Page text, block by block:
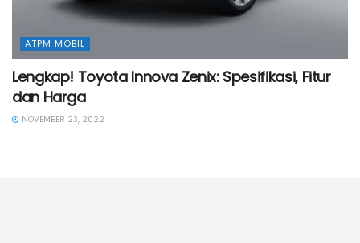
ATPM MOBIL
Lengkap! Toyota Innova Zenix: Spesifikasi, Fitur
dan Harga
NOVEMBER 23, 2022